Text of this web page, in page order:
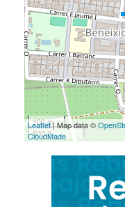
100 m
500 ft
Leaflet| Map data ©
CloudMade